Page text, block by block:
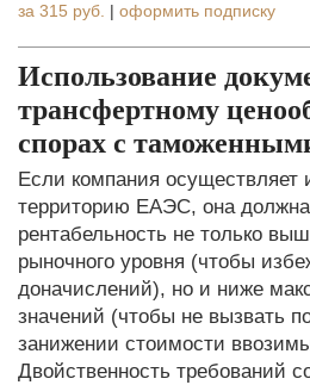
за 315 руб. | оформить подписку
Использование
трансфертному
спорах с
Если компания осуществляет
территорию ЕАЭС, она
рентабельность не только
рыночного уровня (чтобы
доначислений), но и ниже
значений (чтобы не вызвать
занижении стоимости
Двойственность требований